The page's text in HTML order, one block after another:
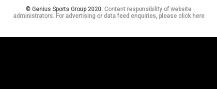
© Genius Sports Group 2020. Content responsibility of website
administrators. For advertising or data feed enquiries, please click here